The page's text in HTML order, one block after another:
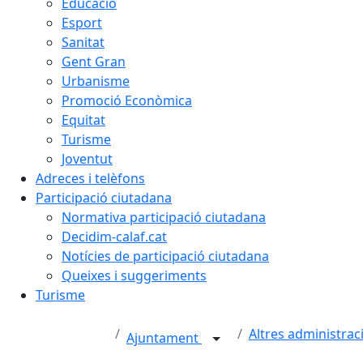
Esport
Sanitat
Gent Gran
Urbanisme
Promoció Econòmica
Equitat
Turisme
Joventut
Adreces i telèfons
Participació ciutadana
Normativa participació ciutadana
Decidim-calaf.cat
Notícies de participació ciutadana
Queixes i suggeriments
Turisme
Ajuntament Altres